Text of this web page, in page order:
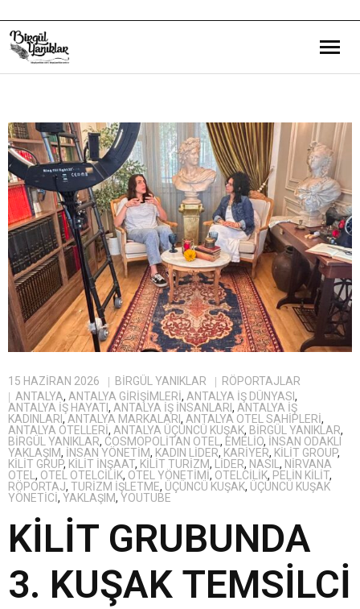
Eğitim Yazılarım
Gezi ve Kültür Yazılarım
Röportajlarım
Destek Olduğum Projeler
Yürüttüğüm Projeler
15 HAZIRAN 2026 BIRGÜL YANIKLAR
RÖPORTAJLAR
ANTALYA, ANTALYA GIRIŞIMLERI, ANTALYA IŞ DÜNYASI ,
ANTALYA IŞ HAYATI , ANTALYA IŞ INSANLARI , ANTALYA IŞ
KADINLARI , ANTALYA MARKALARI , ANTALYA OTEL SAHIPLERI,
ANTALYA OTELLERI, ANTALYA ÜÇÜNCÜ KUŞAK, BİRGÜL YANIKLAR,
BIRGÜL YANIKLAR, COSMOPOLITAN OTEL, EMELIO, INSAN ODAKLI
YAKLAŞIM, INSAN YÖNETIM, KADIN LIDER, KARIYER, KILIT GROUP,
KILIT GRUP, KILIT INŞAAT, KILIT TURIZM, LIDER, NASIL, NIRVANA
OTEL, OTEL OTELCILIK, OTEL YÖNETIMI, OTELCILIK, PELIN KILIT,
RÖPORTAJ, TURIZM IŞLETME, ÜÇÜNCÜ KUŞAK, ÜÇÜNCÜ KUŞAK
YÖNETICI, YAKLAŞIM, YOUTUBE
KİLİT GRUBUNDA
3. KUŞAK TEMSİLCİ